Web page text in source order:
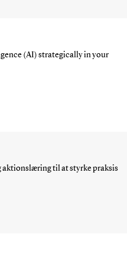
(AI) strategically in your
til at styrke praksis